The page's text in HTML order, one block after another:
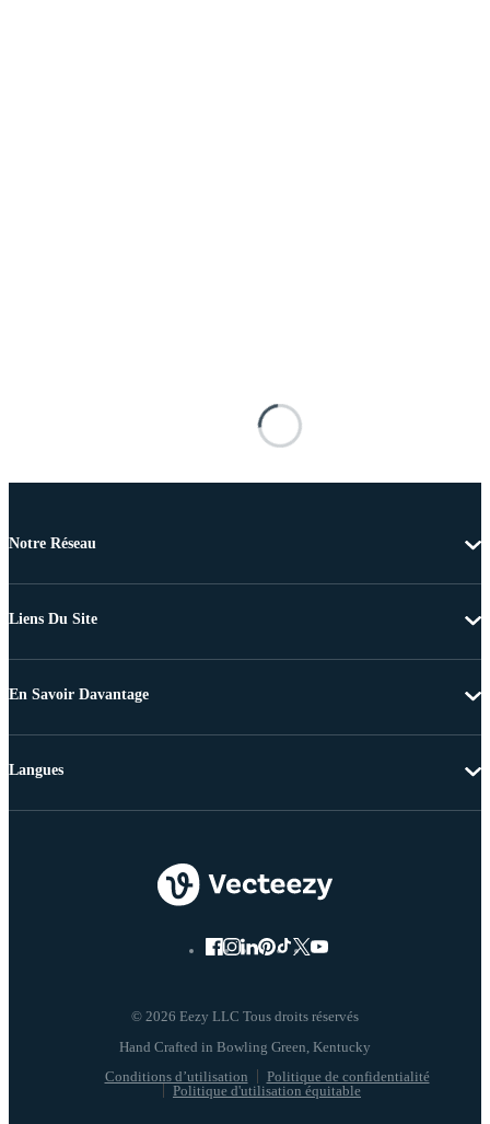
Notre Réseau
Liens Du Site
En Savoir Davantage
© 2026 Eezy LLC Tous droits réservés
Conditions d’utilisation
Politique de confidentialité
Politique d'utilisation équitable
Langues